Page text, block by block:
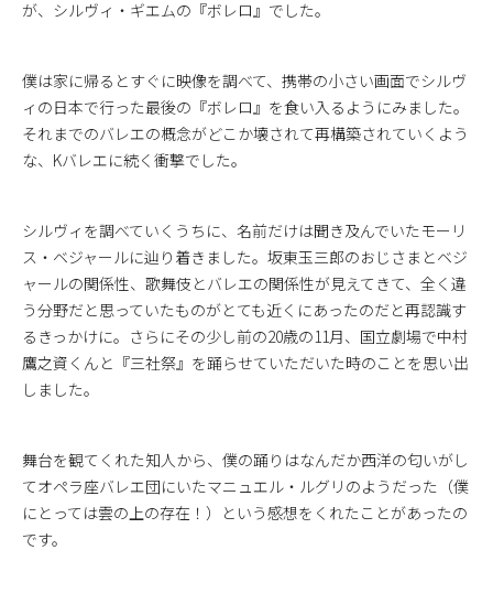
が、シルヴィ・ギエムの『ボレロ』でした。
僕は家に帰るとすぐに映像を調べて、携帯の小さい画面でシルヴ
ィの日本で行った最後の『ボレロ』を食い入るようにみました。
それまでのバレエの概念がどこか壊されて再構築されていくよう
な、Kバレエに続く衝撃でした。
シルヴィを調べていくうちに、名前だけは聞き及んでいたモーリ
ス・ベジャールに辿り着きました。坂東玉三郎のおじさまとベジ
ャールの関係性、歌舞伎とバレエの関係性が見えてきて、全く違
う分野だと思っていたものがとても近くにあったのだと再認識す
るきっかけに。さらにその少し前の20歳の11月、国立劇場で中村
鷹之資くんと『三社祭』を踊らせていただいた時のことを思い出
しました。
舞台を観てくれた知人から、僕の踊りはなんだか西洋の匂いがし
てオペラ座バレエ団にいたマニュエル・ルグリのようだった（僕
にとっては雲の上の存在！）という感想をくれたことがあったの
です。